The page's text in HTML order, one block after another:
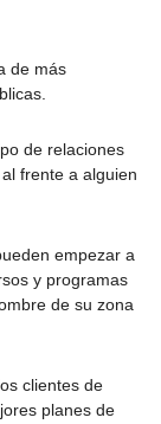
de más
de relaciones
frente a alguien
empezar a
y programas
de su zona
clientes de
planes de